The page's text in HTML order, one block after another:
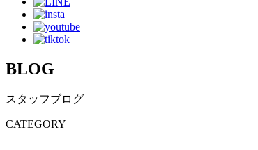
BLOG
スタッフブログ
CATEGORY